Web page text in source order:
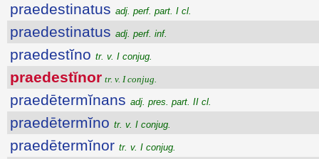
praedestinatus adj. perf. part. I cl.
praedestinatus adj. perf. inf.
praedestĭno tr. v. I conjug.
praedestĭnor tr. v. I conjug.
praedētermĭnans adj. pres. part. II cl.
praedētermĭno tr. v. I conjug.
praedētermĭnor tr. v. I conjug.